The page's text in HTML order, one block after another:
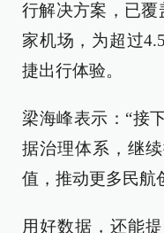
行解决方案，已覆
家机场，为超过
捷出行体验。
梁海峰表示：“接
据治理体系，继
值，推动更多民航
用好数据，还能